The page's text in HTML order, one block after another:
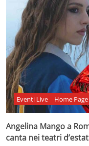
Eventi Live Home Page
Angelina Mango a
canta nei teatri